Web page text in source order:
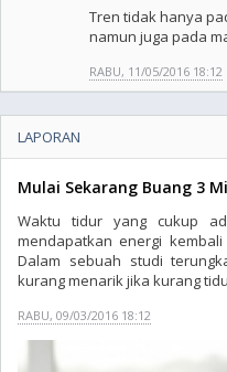
Tren tidak hanya
namun juga pada
RABU, 11/05/2016 18:12
LAPORAN
Mulai Sekarang Buang 3
Waktu tidur yang cukup
mendapatkan energi
Dalam sebuah studi
kurang menarik jika kurang
RABU, 09/03/2016 18:12